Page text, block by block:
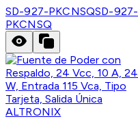
SD-927-PKCNSQSD-927-
PKCNSQ
ALTRONIX